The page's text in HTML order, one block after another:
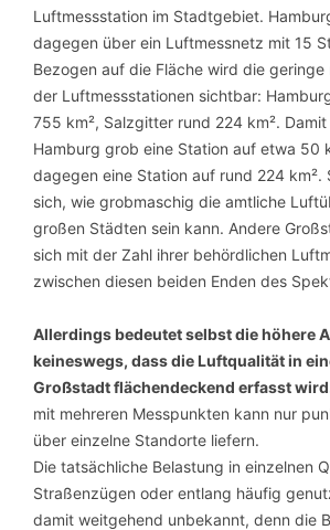
Luftmessstation im Stadtgebiet.
dagegen über ein Luftmessnetz mit 15
Bezogen auf die Fläche wird die geringe
der Luftmessstationen sichtbar:
755 km², Salzgitter rund 224 km².
Hamburg grob eine Station auf etwa 50
dagegen eine Station auf rund 224 km².
sich, wie grobmaschig die amtliche
großen Städten sein kann. Andere
sich mit der Zahl ihrer behördlichen
zwischen diesen beiden Enden des
Allerdings bedeutet selbst die höhere
keineswegs, dass die Luftqualität in
Großstadt flächendeckend erfasst
mit mehreren Messpunkten kann nur
über einzelne Standorte liefern.
Die tatsächliche Belastung in einzelnen
Straßenzügen oder entlang häufig
damit weitgehend unbekannt, denn die